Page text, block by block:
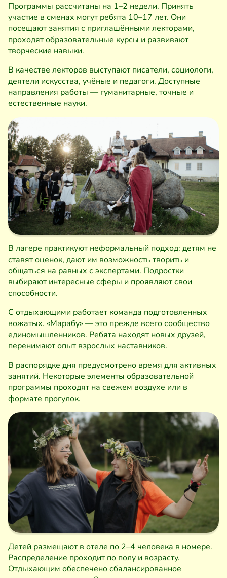
Программы рассчитаны на 1–2 недели. Принять
участие в сменах могут ребята 10–17 лет. Они
посещают занятия с приглашёнными лекторами,
проходят образовательные курсы и развивают
творческие навыки.
В качестве лекторов выступают писатели, социологи,
деятели искусства, учёные и педагоги. Доступные
направления работы — гуманитарные, точные и
естественные науки.
В лагере практикуют неформальный подход: детям не
ставят оценок, дают им возможность творить и
общаться на равных с экспертами. Подростки
выбирают интересные сферы и проявляют свои
способности.
С отдыхающими работает команда подготовленных
вожатых. «Марабу» — это прежде всего сообщество
единомышленников. Ребята находят новых друзей,
перенимают опыт взрослых наставников.
В распорядке дня предусмотрено время для активных
занятий. Некоторые элементы образовательной
программы проходят на свежем воздухе или в
формате прогулок.
Детей размещают в отеле по 2–4 человека в номере.
Распределение проходит по полу и возрасту.
Отдыхающим обеспечено сбалансированное